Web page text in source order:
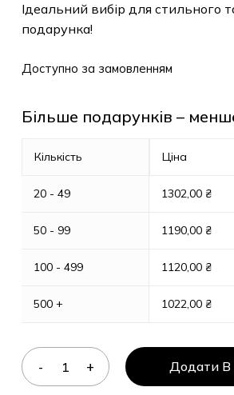
Ідеальний вибір для стильного
подарунка!
Доступно за замовленням
Більше подарунків –
Кількість
20 - 49
50 - 99
100 - 499
500 +
Ціна
1302,00 ₴
1190,00 ₴
1120,00 ₴
1022,00 ₴
Додати